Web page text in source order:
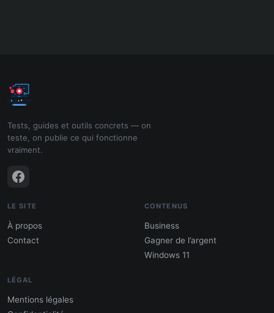
Tests, guides et outils concrets — on
teste, on publie ce qui fonctionne
vraiment.
LE SITE
À propos
Contact
CONTENUS
Business
Gagner de l’argent
Windows 11
LÉGAL
Mentions légales